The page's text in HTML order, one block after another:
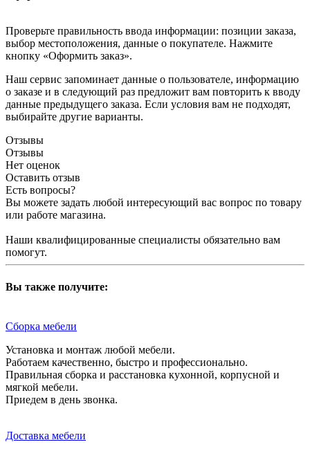
Проверьте правильность ввода информации: позиции заказа,
выбор местоположения, данные о покупателе. Нажмите
кнопку «Оформить заказ».
Наш сервис запоминает данные о пользователе, информацию
о заказе и в следующий раз предложит вам повторить к вводу
данные предыдущего заказа. Если условия вам не подходят,
выбирайте другие варианты.
Отзывы
Отзывы
Нет оценок
Оставить отзыв
Есть вопросы?
Вы можете задать любой интересующий вас вопрос по товару
или работе магазина.
Наши квалифицированные специалисты обязательно вам
помогут.
Вы также получите:
Сборка мебели
Установка и монтаж любой мебели.
Работаем качественно, быстро и профессионально.
Правильная сборка и расстановка кухонной, корпусной и
мягкой мебели.
Приедем в день звонка.
Доставка мебели